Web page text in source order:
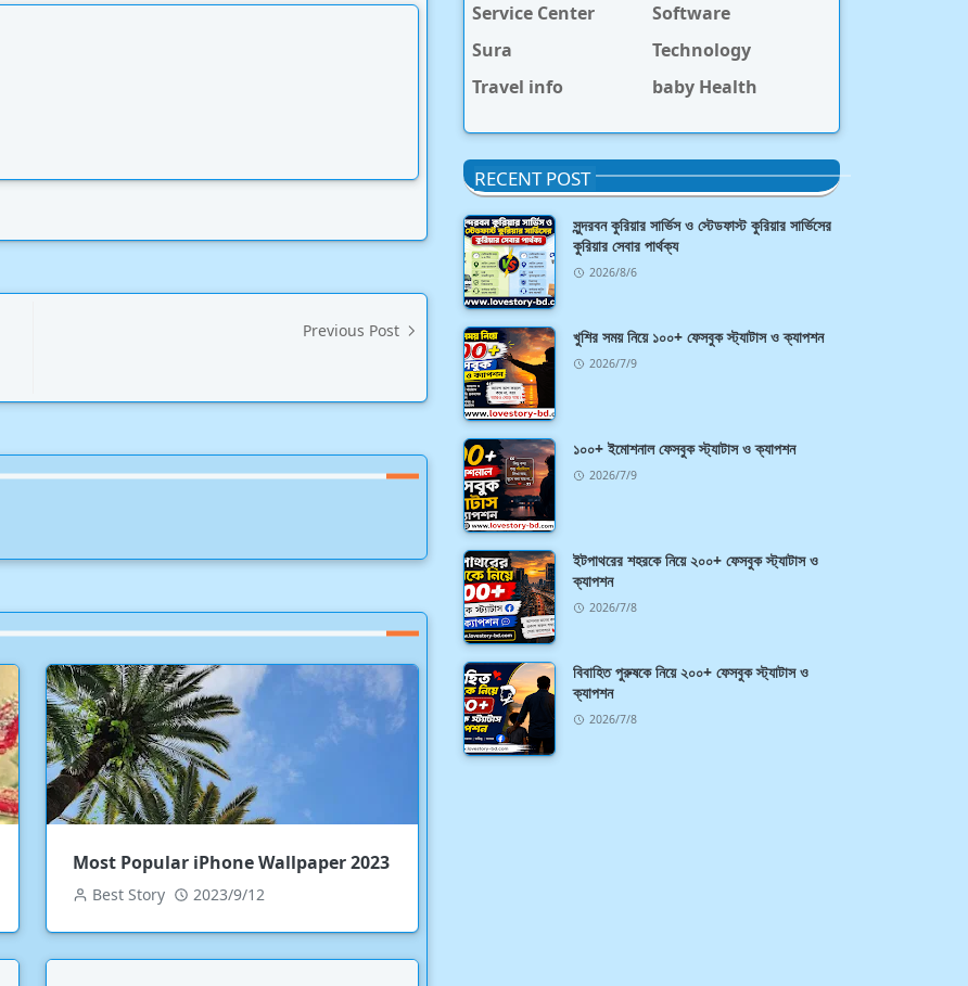
Previous Post
Most Popular iPhone Wallpaper 2023
Best Story 2023/9/12
Service Center
Software
Sura
Technology
Travel info
baby Health
RECENT POST
সুন্দরবন কুরিয়ার সার্ভিস ও স্টেডফাস্ট কুরিয়ার সার্ভিসের
কুরিয়ার সেবার পার্থক্য
2026/8/6
খুশির সময় নিয়ে ১০০+ ফেসবুক স্ট্যাটাস ও ক্যাপশন
2026/7/9
১০০+ ইমোশনাল ফেসবুক স্ট্যাটাস ও ক্যাপশন
2026/7/9
ইটপাথরের শহরকে নিয়ে ২০০+ ফেসবুক স্ট্যাটাস ও
ক্যাপশন
2026/7/8
বিবাহিত পুরুষকে নিয়ে ২০০+ ফেসবুক স্ট্যাটাস ও
ক্যাপশন
2026/7/8